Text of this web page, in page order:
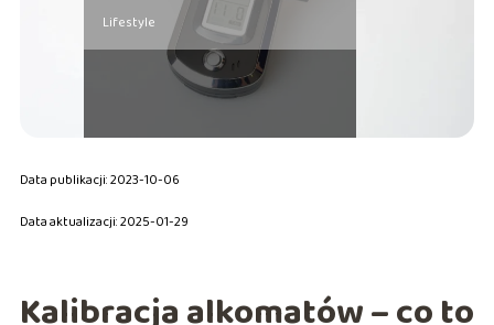
Lifestyle
Data publikacji: 2023-10-06
Data aktualizacji: 2025-01-29
Kalibracja alkomatów – co to